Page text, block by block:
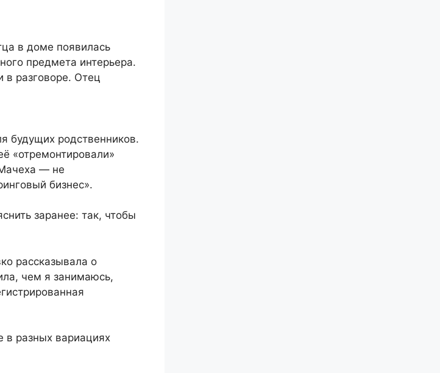
в доме появилась
предмета интерьера.
в разговоре. Отец
будущих родственников.
«отремонтировали»
— не
бизнес».
заранее: так, чтобы
рассказывала о
чем я занимаюсь,
в разных вариациях